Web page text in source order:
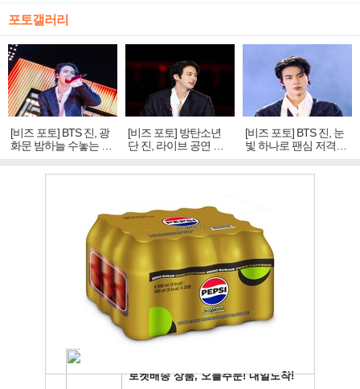
포토갤러리
[비즈 포토] BTS 진, 광
화문 밤하늘 수놓는 '비
주얼 킹'의 열창
[비즈 포토] 방탄소년
단 진, 라이브 공연 중
빛나는 독보적 아우라
[비즈 포토] BTS 진, 눈
빛 하나로 팬심 저격…
독보적 카리스마